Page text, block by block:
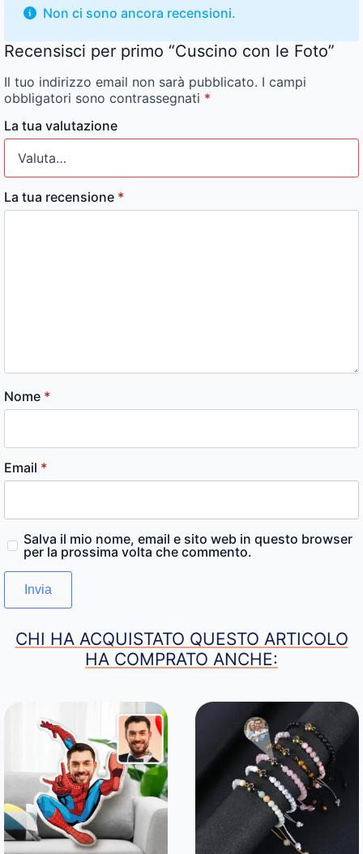
Non ci sono ancora recensioni.
Recensisci per primo “Cuscino con le Foto”
Il tuo indirizzo email non sarà pubblicato. I campi
obbligatori sono contrassegnati *
La tua valutazione
La tua recensione *
Nome *
Email *
Salva il mio nome, email e sito web in questo browser
per la prossima volta che commento.
CHI HA ACQUISTATO QUESTO ARTICOLO
HA COMPRATO ANCHE: